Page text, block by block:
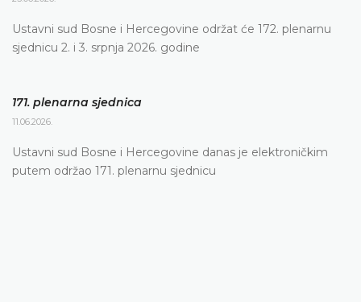
Ustavni sud Bosne i Hercegovine održat će 172. plenarnu
sjednicu 2. i 3. srpnja 2026. godine
171. plenarna sjednica
11.06.2026.
Ustavni sud Bosne i Hercegovine danas je elektroničkim
putem održao 171. plenarnu sjednicu